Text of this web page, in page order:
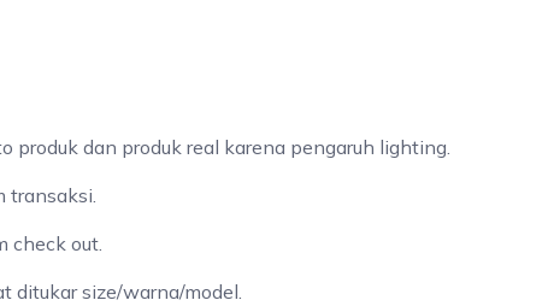
dan produk real karena pengaruh lighting.
transaksi.
check out.
ditukar size/warna/model.